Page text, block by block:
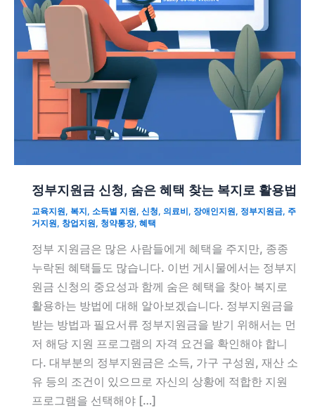
정부지원금 신청, 숨은 혜택 찾는 복지로 활용법
교육지원, 복지 , 소득별 지원, 신청, 의료비 , 장애인지원, 정부지원금, 주
거지원, 창업지원, 청약통장, 혜택
정부 지원금은 많은 사람들에게 혜택을 주지만, 종종
누락된 혜택들도 많습니다. 이번 게시물에서는 정부지
원금 신청의 중요성과 함께 숨은 혜택을 찾아 복지로
활용하는 방법에 대해 알아보겠습니다. 정부지원금을
받는 방법과 필요서류 정부지원금을 받기 위해서는 먼
저 해당 지원 프로그램의 자격 요건을 확인해야 합니
다. 대부분의 정부지원금은 소득, 가구 구성원, 재산 소
유 등의 조건이 있으므로 자신의 상황에 적합한 지원
프로그램을 선택해야 […]